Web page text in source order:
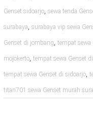
Genset sidoarjo, sewa tenda
surabaya, surabaya vip sewa
Genset di jombang, tempat sewa
mojokerto, tempat sewa Genset
tempat sewa Genset di sidoarjo,
titan701 sewa Genset murah